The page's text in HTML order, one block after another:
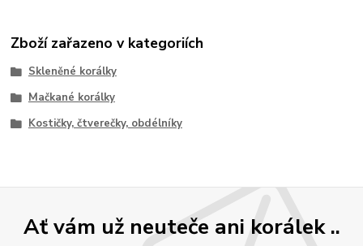
Zboží zařazeno v kategoriích
Skleněné korálky
Mačkané korálky
Kostičky, čtverečky, obdélníky
Ať vám už neuteče ani korálek ..